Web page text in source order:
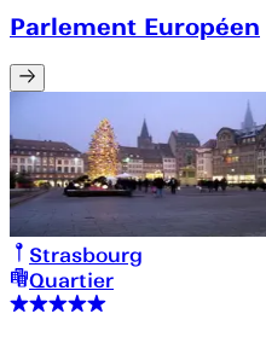
Parlement Européen
Strasbourg
Quartier